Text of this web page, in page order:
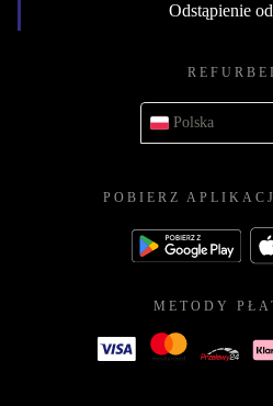
Odstąpienie
Polska
POBIERZ
METODY